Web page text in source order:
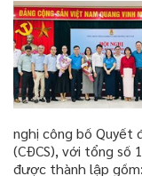
nghị công bố Quyết
(CĐCS), với tổng số
được thành lập gồm: